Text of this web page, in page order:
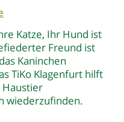
Katze, Ihr Hund ist
Freund ist
Kaninchen
TiKo Klagenfurt hilft
Haustier
wiederzufinden.